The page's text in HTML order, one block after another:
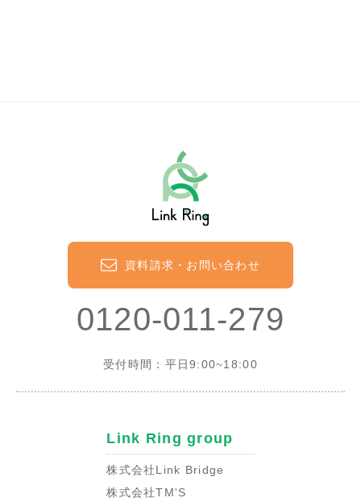
0120-011-279
受付時間：平日9:00~18:00
資料請求・お問い合わせ
Link Ring group
株式会社Link Bridge
株式会社TM'S